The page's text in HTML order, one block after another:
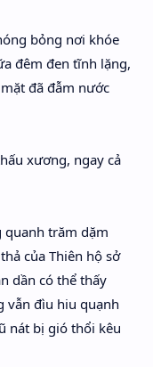
bỏng nơi khóe
đêm đen tĩnh lặng,
đã đẫm nước
xương, ngay cả
quanh trăm dặm
của Thiên hộ sở
dần có thể thấy
vẫn đìu hiu quạnh
nát bị gió thổi kêu